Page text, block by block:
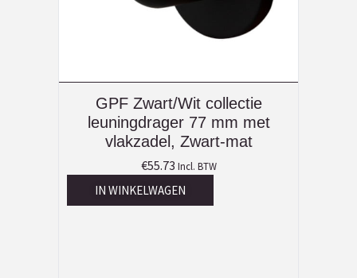
GPF Zwart/Wit collectie
leuningdrager 77 mm met
vlakzadel, Zwart-mat
€55.73 Incl. BTW
IN WINKELWAGEN